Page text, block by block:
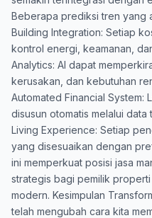
Beberapa prediksi tren yang
Building Integration: Setiap
kontrol energi, keamanan,
Analytics: AI dapat
kerusakan, dan kebutuhan
Automated Financial System:
disusun otomatis melalui
Living Experience: Setiap
yang disesuaikan dengan
ini memperkuat posisi jasa
strategis bagi pemilik
modern. Kesimpulan
telah mengubah cara kita